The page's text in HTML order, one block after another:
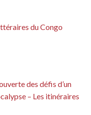
du Congo
des défis d’un
– Les itinéraires